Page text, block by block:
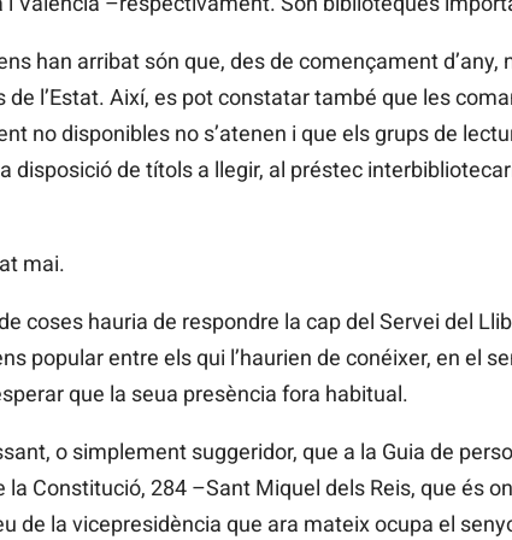
han arribat són que, des de començament d’any,
l’Estat. Així, es pot constatar també que les
no disponibles no s’atenen i que els grups de
disposició de títols a llegir, al préstec
mai.
coses hauria de respondre la cap del Servei del
popular entre els qui l’haurien de conéixer, en el
que la seua presència fora habitual.
o simplement suggeridor, que a la Guia de
Constitució, 284 –Sant Miquel dels Reis, que és
de la vicepresidència que ara mateix ocupa el